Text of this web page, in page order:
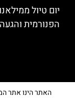
יום טיול
הפנורמית
האתר הינו אתר